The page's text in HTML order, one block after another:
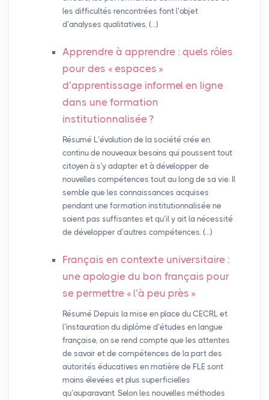
les difficultés rencontrées font l’objet
d’analyses qualitatives, (…)
Apprendre à apprendre : quels rôles
pour des « espaces »
d’apprentissage informel en ligne
dans une formation
institutionnalisée?
Résumé L’évolution de la société crée en
continu de nouveaux besoins qui poussent tout
citoyen à s’y adapter et à développer de
nouvelles compétences tout au long de sa vie. Il
semble que les connaissances acquises
pendant une formation institutionnalisée ne
soient pas suffisantes et qu’il y ait la nécessité
de développer d’autres compétences. (…)
Français en contexte universitaire :
une apologie du bon français pour
se permettre « l’à peu près »
Résumé Depuis la mise en place du CECRL et
l’instauration du diplôme d’études en langue
française, on se rend compte que les attentes
de savoir et de compétences de la part des
autorités éducatives en matière de FLE sont
moins élevées et plus superficielles
qu’auparavant. Selon les nouvelles méthodes